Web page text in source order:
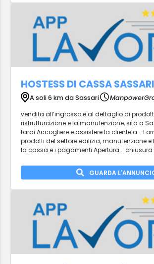
HOSTESS DI CASSA SASSARI
A soli 6 km da Sassari
vendita all’ingrosso e al dettaglio di
ristrutturazione e la manutenzione, sita a
farai Accogliere e assistere la clientela...
prodotti del settore edilizia, manutenzione
la cassa e i pagamenti Apertura... chiusura
GUARDA